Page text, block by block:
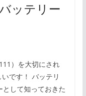
ッテリー
）を大切にされ
です！ バッテリ
して知っておきた